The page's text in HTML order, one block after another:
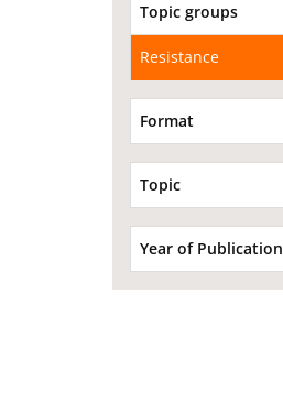
Topic groups
Resistance
Format
Topic
Year of Publication